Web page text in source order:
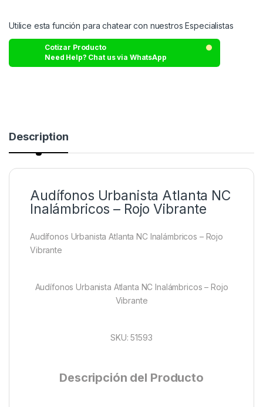
Utilice esta función para chatear con nuestros Especialistas
Cotizar Producto
Need Help? Chat us via WhatsApp
Description
Audífonos Urbanista Atlanta NC
Inalámbricos – Rojo Vibrante
Audífonos Urbanista Atlanta NC Inalámbricos – Rojo
Vibrante
Audífonos Urbanista Atlanta NC Inalámbricos – Rojo
Vibrante
SKU: 51593
Descripción del Producto